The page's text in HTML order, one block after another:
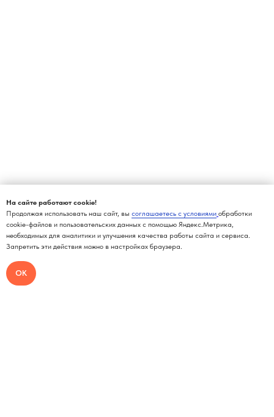
На сайте работают cookie!
Продолжая использовать наш сайт, вы соглашаетесь с условиями обработки
cookie-файлов и пользовательских данных с помощью Яндекс.Метрика,
необходимых для аналитики и улучшения качества работы сайта и сервиса.
Запретить эти действия можно в настройках браузера.
ОК